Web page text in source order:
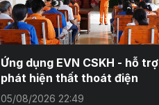
Ứng dụng EVN CSKH - hỗ trợ
phát hiện thất thoát điện
05/08/2026 22:49